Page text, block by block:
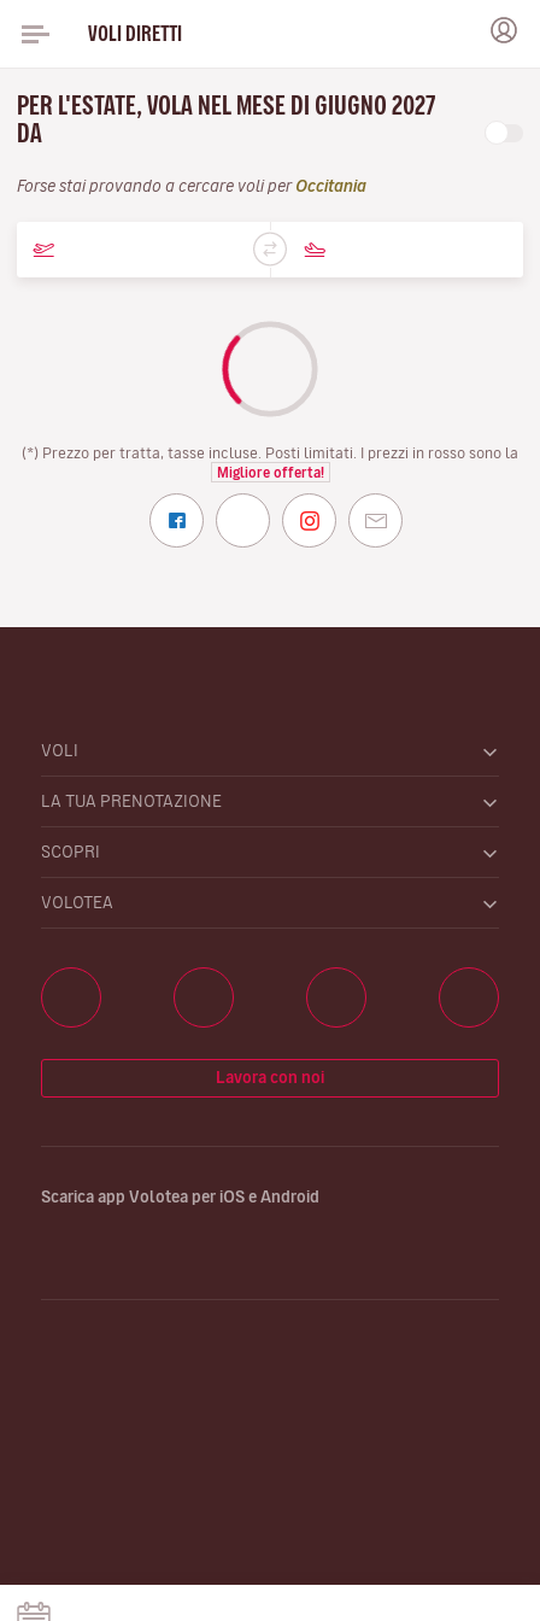
VOLI DIRETTI
PER L'ESTATE, VOLA NEL MESE DI GIUGNO 2027
DA
Forse stai provando a cercare voli per Occitania
(*) Prezzo per tratta, tasse incluse. Posti limitati. I prezzi in rosso sono la
Migliore offerta!
VOLI
LA TUA PRENOTAZIONE
SCOPRI
VOLOTEA
Lavora con noi
Scarica app Volotea per iOS e Android